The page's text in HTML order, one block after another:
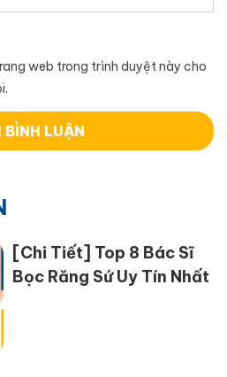
web trong trình duyệt này cho
[Chi Tiết] Top 8 Bác Sĩ
Bọc Răng Sứ Uy Tín Nhất